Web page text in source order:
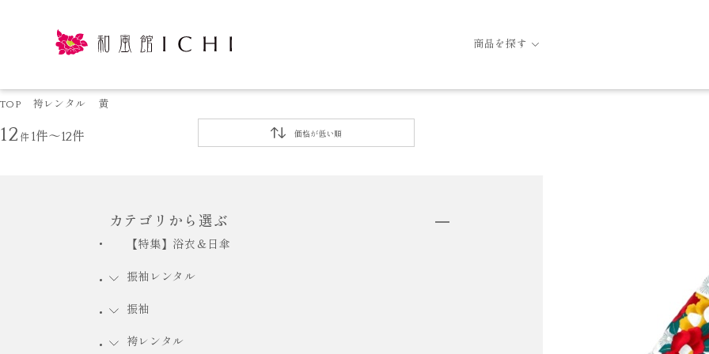
商品を探す
TOP 袴レンタル 黄
12 件1件～12件 価格が低い順
カテゴリから選ぶ
【特集】浴衣＆日傘
振袖レンタル
振袖
袴レンタル